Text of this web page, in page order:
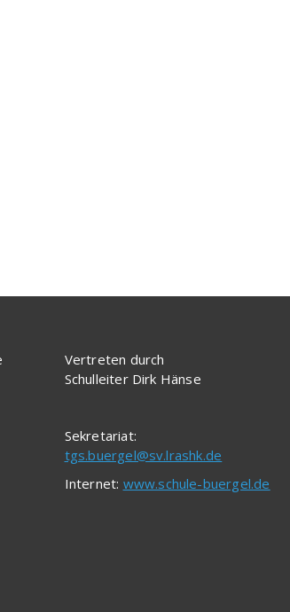
Vertreten durch
Schulleiter Dirk Hänse
Sekretariat:
tgs.buergel@sv.lrashk.de
Internet: www.schule-buergel.de